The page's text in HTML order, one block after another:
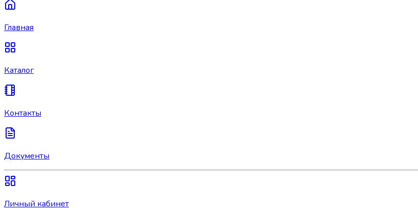
Главная
Каталог
Контакты
Документы
Личный кабинет